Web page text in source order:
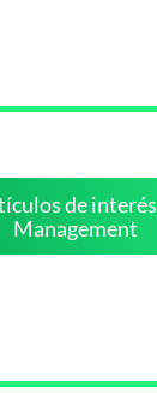
de
Management